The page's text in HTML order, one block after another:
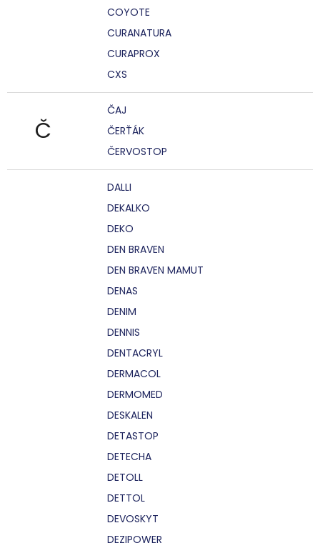
COYOTE
CURANATURA
CURAPROX
CXS
Č
ČAJ
ČERŤÁK
ČERVOSTOP
DALLI
DEKALKO
DEKO
DEN BRAVEN
DEN BRAVEN MAMUT
DENAS
DENIM
DENNIS
DENTACRYL
DERMACOL
DERMOMED
DESKALEN
DETASTOP
DETECHA
DETOLL
DETTOL
DEVOSKYT
DEZIPOWER